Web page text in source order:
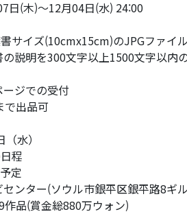
日(木)〜12月04日(水) 24:00
サイズ(10cmx15cm)のJPGファイ
の説明を300文字以上1500文字以
ージでの受付
で出品可
水）
程
定
センター(ソウル市銀平区銀平路8ギ
作品(賞金総880万ウォン)